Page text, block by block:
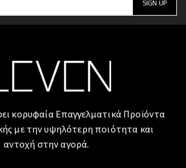
κορυφαία Επαγγελματικά Προϊόντα
με την υψηλότερη ποιότητα και
αντοχή στην αγορά.